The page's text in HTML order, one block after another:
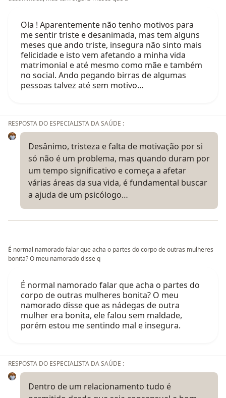
Ola ! Aparentemente não tenho motivos para
me sentir triste e desanimada, mas tem alguns
meses que ando triste, insegura não sinto mais
felicidade e isto vem afetando a minha vida
matrimonial e até mesmo como mãe e também
no social. Ando pegando birras de algumas
pessoas talvez até sem motivo…
RESPOSTA DO ESPECIALISTA DA SAÚDE :
Desânimo, tristeza e falta de motivação por si
só não é um problema, mas quando duram por
um tempo significativo e começa a afetar
várias áreas da sua vida, é fundamental buscar
a ajuda de um psicólogo…
É normal namorado falar que acha o partes do corpo de outras mulheres
bonita? O meu namorado disse q
É normal namorado falar que acha o partes do
corpo de outras mulheres bonita? O meu
namorado disse que as nádegas de outra
mulher era bonita, ele falou sem maldade,
porém estou me sentindo mal e insegura.
RESPOSTA DO ESPECIALISTA DA SAÚDE :
Dentro de um relacionamento tudo é